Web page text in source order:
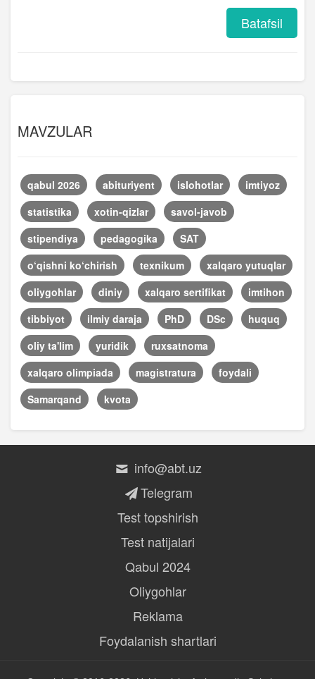
Batafsil
MAVZULAR
qabul 2026 abituriyent islohotlar
imtiyoz
statistika
xotin-qizlar
savol-javob
stipendiya
pedagogika
SAT
o‘qishni ko‘chirish
texnikum
xalqaro yutuqlar
oliygohlar
diniy xalqaro sertifikat
imtihon
tibbiyot
ilmiy daraja PhD DSc
huquq
oliy ta'lim
yuridik
ruxsatnoma
xalqaro olimpiada
magistratura
foydali
Samarqand
kvota
info@abt.uz
Telegram
Test topshirish
Test natijalari
Qabul 2024
Oliygohlar
Reklama
Foydalanish shartlari